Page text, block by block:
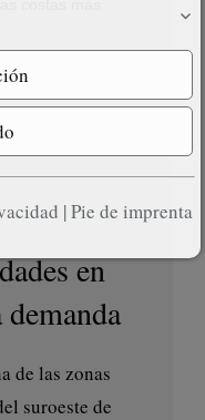
costas más
en
de las zonas
suroeste de
|Pie de imprenta